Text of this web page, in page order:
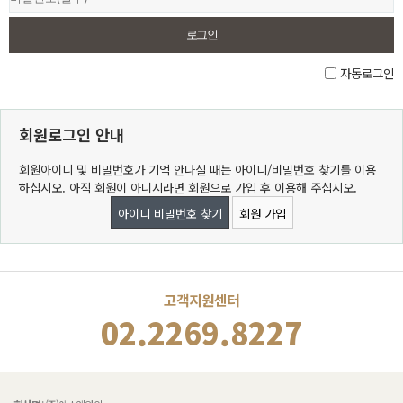
자동로그인
회원로그인 안내
회원아이디 및 비밀번호가 기억 안나실 때는 아이디/비밀번호 찾기를 이용
하십시오. 아직 회원이 아니시라면 회원으로 가입 후 이용해 주십시오.
아이디 비밀번호 찾기
회원 가입
고객지원센터
02.2269.8227